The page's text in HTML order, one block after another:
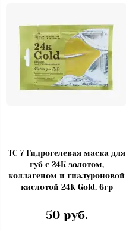
TC-7 Гидрогелевая маска для
губ с 24К золотом,
коллагеном и гиалуроновой
кислотой 24K Gold, 6гр
50 руб.